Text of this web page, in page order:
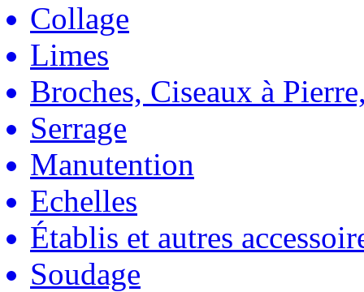
Collage
Limes
Broches, Ciseaux à
Serrage
Manutention
Echelles
Établis et autres
Soudage